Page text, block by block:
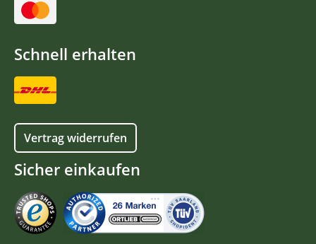
Schnell erhalten
Vertrag widerrufen
Sicher einkaufen